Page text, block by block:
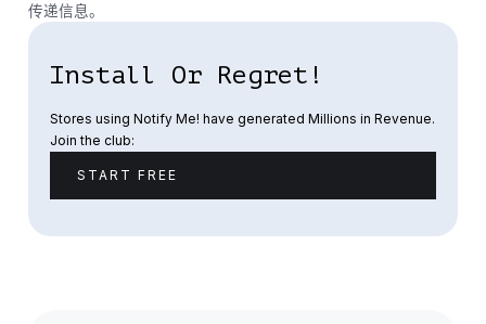
传递信息。
Install Or Regret!
Stores using Notify Me! have generated Millions in Revenue.
Join the club:
START FREE